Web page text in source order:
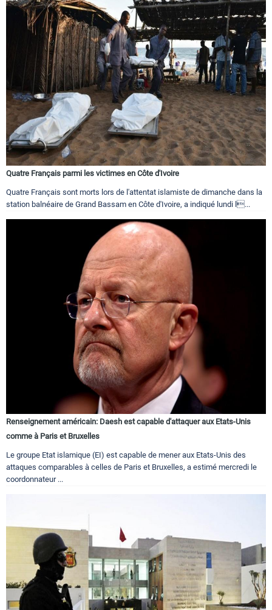
Quatre Français parmi les victimes en Côte d'Ivoire
Quatre Français sont morts lors de l'attentat islamiste de dimanche dans la
station balnéaire de Grand Bassam en Côte d'Ivoire, a indiqué lundi l...
Renseignement américain: Daesh est capable d'attaquer aux Etats-Unis
comme à Paris et Bruxelles
Le groupe Etat islamique (EI) est capable de mener aux Etats-Unis des
attaques comparables à celles de Paris et Bruxelles, a estimé mercredi le
coordonnateur ...